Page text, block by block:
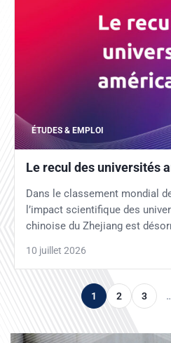
ÉTUDES & EMPLOI
Le recul des universités
Dans le classement mondial
l’impact scientifique des
chinoise du Zhejiang est
10 juillet 2026
1 2 3